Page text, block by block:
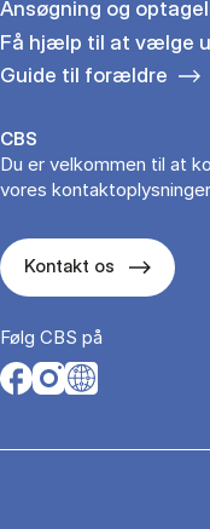
Ansøgning og
Få hjælp til at vælge
Guide til forældre
CBS
Du er velkommen til at
vores
Kontakt os
Følg CBS på
Opens in a new tab
Opens in a new tab
Opens in a new